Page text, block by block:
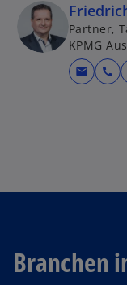
Partner,
KPMG
mail call
Branchen